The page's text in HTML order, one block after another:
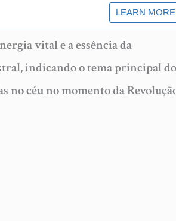
vital e a essência da
indicando o tema principal
no céu no momento da